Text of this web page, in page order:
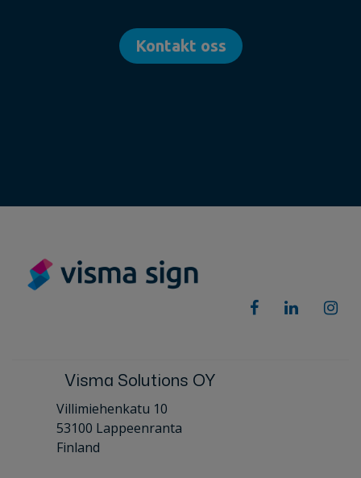
Kontakt oss
Visma Solutions OY
Villimiehenkatu 10
53100 Lappeenranta
Finland